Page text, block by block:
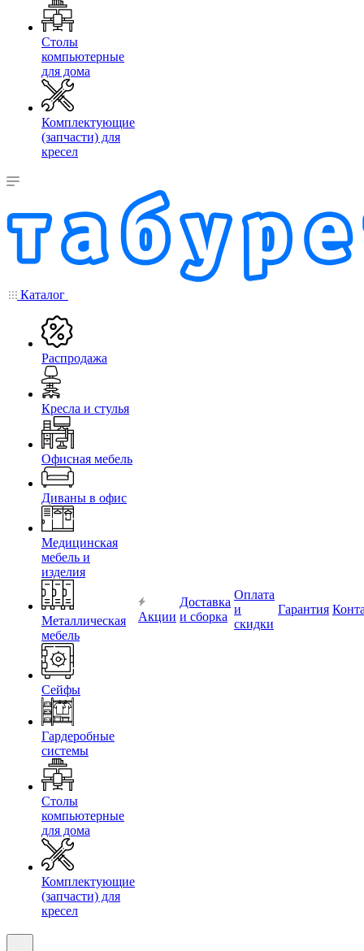
Столы
компьютерные
для дома
Комплектующие
(запчасти) для
кресел
Каталог
Распродажа
Кресла и стулья
Офисная мебель
Диваны в офис
Медицинская
мебель и
изделия
Металлическая
мебель
Сейфы
Гардеробные
системы
Столы
компьютерные
для дома
Комплектующие
(запчасти) для
кресел
Акции
Доставка
и сборка
Оплата
и
скидки
Гарантия